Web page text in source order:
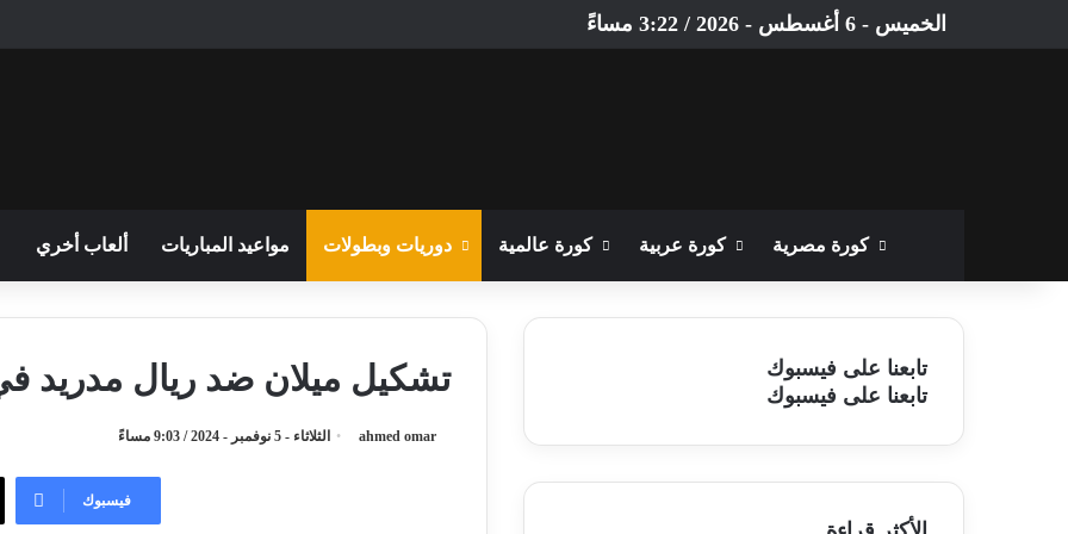
الخميس - 6 أغسطس - 2026 / 3:22 مساءً
الرئيسيةكورة مصرية كورة عربية كورة عالمية دوريات وبطولات مواعيد المباريات ألعاب أخري
تشكيل ميلان ضد ريال مدريد
ahmed omar الثلاثاء - 5 نوفمبر - 2024 / 9:03 مساءً
فيسبوك
تابعنا على فيسبوك
تابعنا على فيسبوك